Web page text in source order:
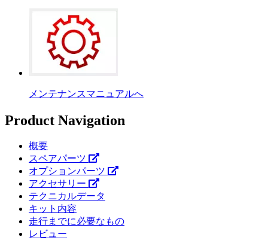
メンテナンスマニュアルへ
Product Navigation
概要
スペアパーツ
オプションパーツ
アクセサリー
テクニカルデータ
キット内容
走行までに必要なもの
レビュー